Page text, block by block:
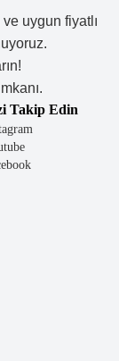
uygun fiyatlı
Takip Edin